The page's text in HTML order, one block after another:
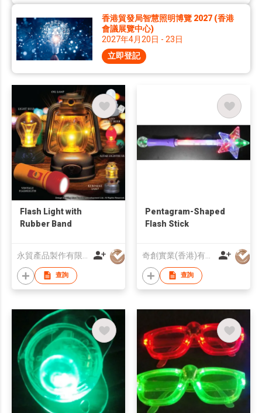
香港貿發局智慧照明博覽 2027 (香港
會議展覽中心)
2027年4月20日 - 23日
立即登記
Flash Light with
Rubber Band
查詢
Pentagram-Shaped
Flash Stick
查詢